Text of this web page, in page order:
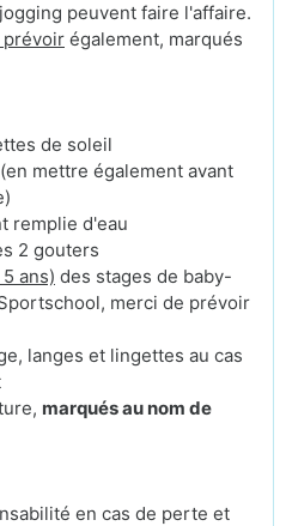
peuvent faire l'affaire.
prévoir également, marqués
de soleil
mettre également avant
remplie d'eau
2 gouters
ans) des stages de baby-
merci de prévoir
langes et lingettes au cas
marqués au nom de
en cas de perte et